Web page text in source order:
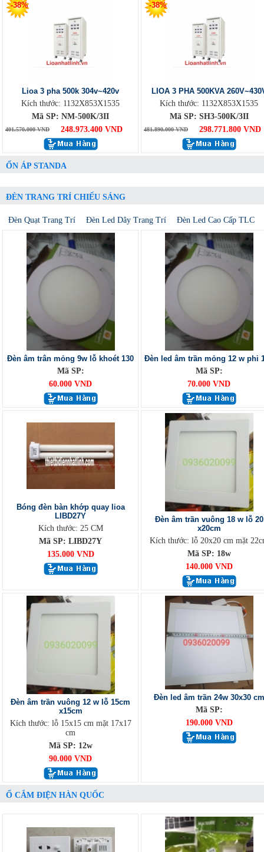
-38%
Lioa 3 pha 500k 304v~420v
Kích thước: 1132X853X1535
Mã SP: NM-500K/3II
401.570.000 VND 248.973.400 VND
-38%
LIOA 3 PHA 500KVA
Kích thước: 1132X853X1535
Mã SP: SH3-500K/3II
481.890.000 VND 298.771.800 VND
ỔN ÁP STANDA
ĐÈN TRANG TRÍ CHIẾU SÁNG
Đèn Quạt Trang Trí Đèn Led Dây Trang Trí Đèn Led Cao Cấp TLC
Đèn âm trân mỏng 9w lỗ khoét 130
Mã SP:
60.000 VND
Đèn led âm trần mỏng 12 w phi
Mã SP:
70.000 VND
Bóng đèn bàn khớp quay lioa
LIBD27Y
Kích thước: 25 CM
Mã SP: LIBD27Y
135.000 VND
Đèn âm trần vuông 18 w lỗ 20
x20cm
Kích thước: lỗ 20x20 cm mặt
Mã SP: 18w
140.000 VND
Đèn âm trần vuông 12 w lỗ 15cm
x15cm
Kích thước: lỗ 15x15 cm mặt 17x17
cm
Mã SP: 12w
90.000 VND
Đèn led âm trần 24w 30x30 cm
Mã SP:
190.000 VND
Ổ CẮM ĐIỆN HÀN QUỐC